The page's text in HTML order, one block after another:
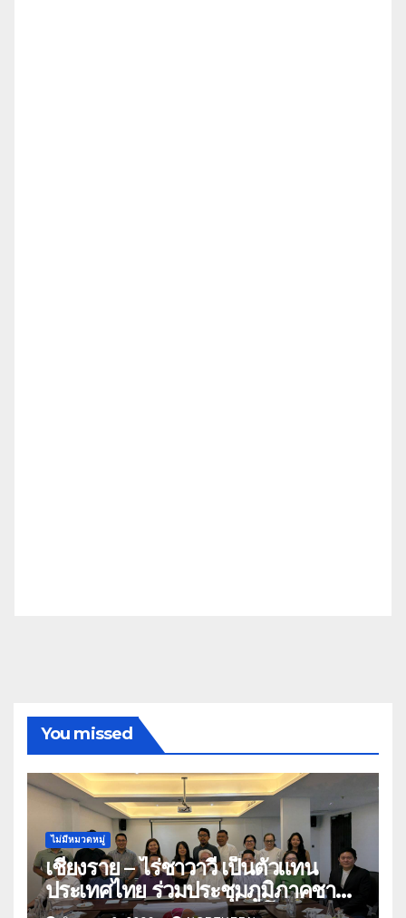
You missed
ไม่มีหมวดหมู่
เชียงราย – ไร่ชาวาวี เป็นตัวแทน
ประเทศไทย ร่วมประชุมภูมิภาคชา